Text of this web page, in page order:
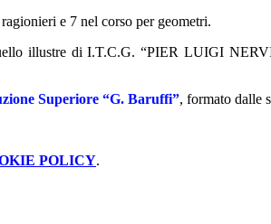
e 7 nel corso per geometri.
illustre di I.T.C.G. “PIER LUIGI
Superiore “G. Baruffi”, formato dalle
POLICY.